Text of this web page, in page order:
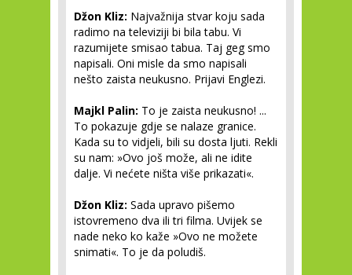
Džon Kliz: Najvažnija stvar koju sada
radimo na televiziji bi bila tabu. Vi
razumijete smisao tabua. Taj geg smo
napisali. Oni misle da smo napisali
nešto zaista neukusno. Prijavi Englezi.
Majkl Palin: To je zaista neukusno! ...
To pokazuje gdje se nalaze granice.
Kada su to vidjeli, bili su dosta ljuti. Rekli
su nam: »Ovo još može, ali ne idite
dalje. Vi nećete ništa više prikazati«.
Džon Kliz: Sada upravo pišemo
istovremeno dva ili tri filma. Uvijek se
nade neko ko kaže »Ovo ne možete
snimati«. To je da poludiš.